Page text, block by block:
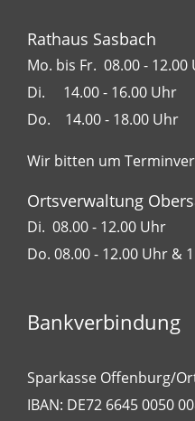
Rathaus Sasbach
Mo. bis Fr. 08.00 - 12.00
Di. 14.00 - 16.00 Uhr
Do. 14.00 - 18.00 Uhr
Wir bitten um
Ortsverwaltung
Di. 08.00 - 12.00 Uhr
Do. 08.00 - 12.00 Uhr &
Bankverbindung
Sparkasse Offenburg/
IBAN: DE72 6645 0050